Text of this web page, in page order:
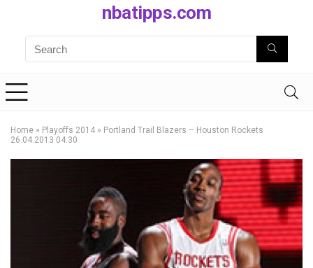
nbatipps.com
Home » Playoffs 2014 » Portland Trail Blazers – Houston Rockets
26.04.2013 04:30